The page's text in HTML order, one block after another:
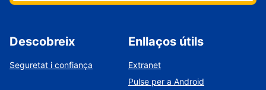
Descobreix
Seguretat i confiança
Enllaços útils
Extranet
Pulse per a Android